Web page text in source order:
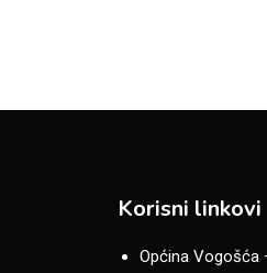
Korisni linkovi
Općina Vogošća